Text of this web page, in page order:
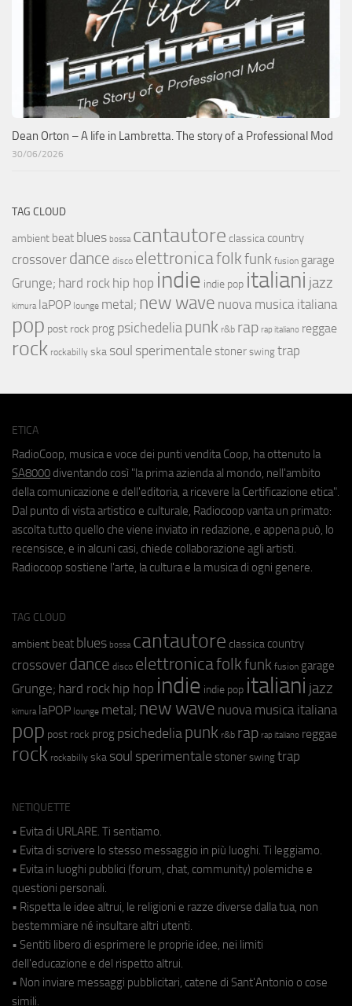
Dean Orton – A life in Lambretta. The story of a Professional Mod
30/06/2026
TAG CLOUD
ambient beat blues bossa cantautore classica country
crossover dance disco elettronicafolkfunk fusion garage
Grunge; hard rock hip hop indie indie pop italiani jazz
kimura laPOP lounge metal; new wave nuova musica italiana
pop post rock prog psichedeliapunk r&b rap rap italiano reggae
rock rockabilly ska soul sperimentale stoner swing trap
ETICA
RadioCoop, musica e voce dei punti vendita Coop, ha ottenuto la
SA8000 diventando così "la prima azienda al mondo, nell'ambito
della comunicazione e dell'editoria, a ricevere la Certificazione etica".
Dal punto di vista artistico e culturale, Radiocoop vanta un primato:
ascolta tutto quello che viene inviato in redazione, e appena può, lo
recensisce, e in alcuni casi, chiede collaborazione agli artisti.
Radiocoop sostiene l'arte, la cultura e la musica di ogni genere.
TAG CLOUD
ambient beat blues bossa cantautore classica country
crossover dance disco elettronicafolkfunk fusion garage
Grunge; hard rock hip hop indie indie pop italiani jazz
kimura laPOP lounge metal; new wave nuova musica italiana
pop post rock prog psichedeliapunk r&b rap rap italiano reggae
rock rockabilly ska soul sperimentale stoner swing trap
NETIQUETTE
• Evita di URLARE. Ti sentiamo.
• Evita di scrivere lo stesso messaggio in più luoghi. Ti leggiamo.
• Evita in luoghi pubblici (forum, chat, community) polemiche e
questioni personali.
• Rispetta le idee altrui, le religioni e razze diverse dalla tua, non
bestemmiare né insultare altri utenti.
• Sentiti libero di esprimere le proprie idee, nei limiti
dell'educazione e del rispetto altrui.
• Non inviare messaggi pubblicitari, catene di Sant'Antonio o cose
simili.